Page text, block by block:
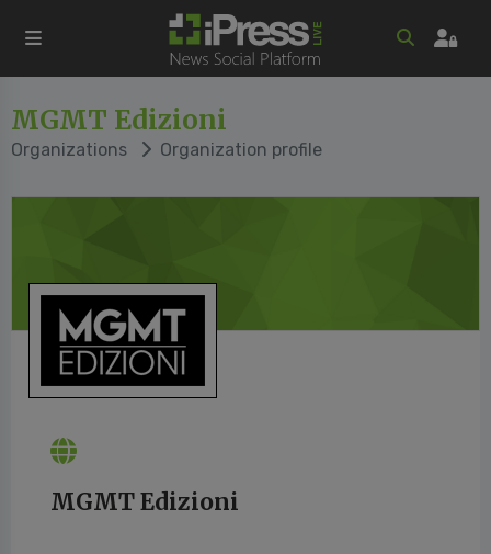
MGMT Edizioni
Organizations Organization profile
MGMT Edizioni